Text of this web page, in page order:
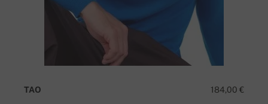
184,00 €
TAO